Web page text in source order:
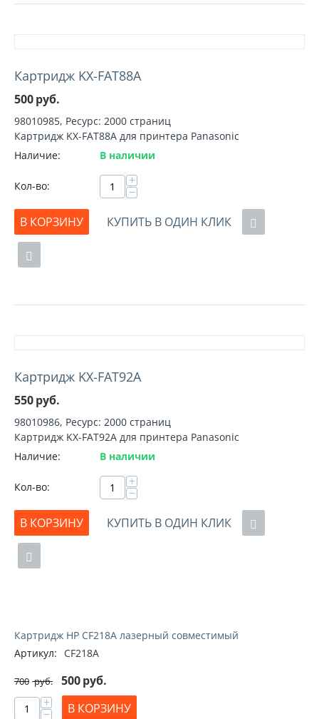
Картридж KX-FAT88A
500руб.
98010985, Ресурс: 2000 страниц
Картридж KX-FAT88A для принтера Panasonic
Наличие:
В наличии
Кол-во: +
−
В КОРЗИНУ
КУПИТЬ В ОДИН КЛИК
Картридж KX-FAT92A
550руб.
98010986, Ресурс: 2000 страниц
Картридж KX-FAT92A для принтера Panasonic
Наличие:
В наличии
Кол-во: +
−
В КОРЗИНУ
КУПИТЬ В ОДИН КЛИК
Картридж HP CF218A лазерный совместимый
Артикул:
CF218A
700 руб. 500руб.
+
− В КОРЗИНУ